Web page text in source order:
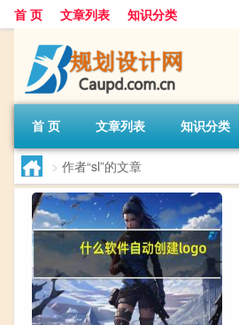
首 页 文章列表 知识分类
首 页 文章列表 知识分类
> 作者“sl”的文章